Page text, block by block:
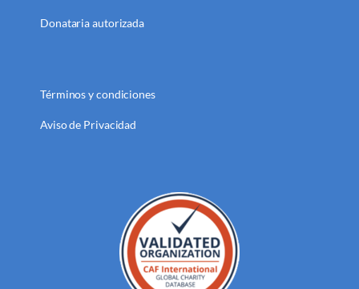
Donataria autorizada
Términos y condiciones
Aviso de Privacidad